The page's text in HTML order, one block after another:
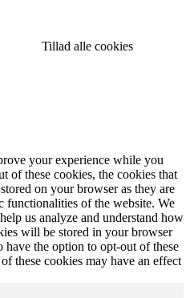
Tillad alle cookies
your experience while you
of these cookies, the cookies that
on your browser as they are
functionalities of the website. We
us analyze and understand how
will be stored in your browser
the option to opt-out of these
these cookies may have an effect